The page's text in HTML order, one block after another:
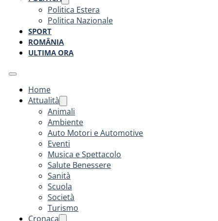
Politica Estera
Politica Nazionale
SPORT
ROMÂNIA
ULTIMA ORA
Home
Attualità
Animali
Ambiente
Auto Motori e Automotive
Eventi
Musica e Spettacolo
Salute Benessere
Sanità
Scuola
Società
Turismo
Cronaca